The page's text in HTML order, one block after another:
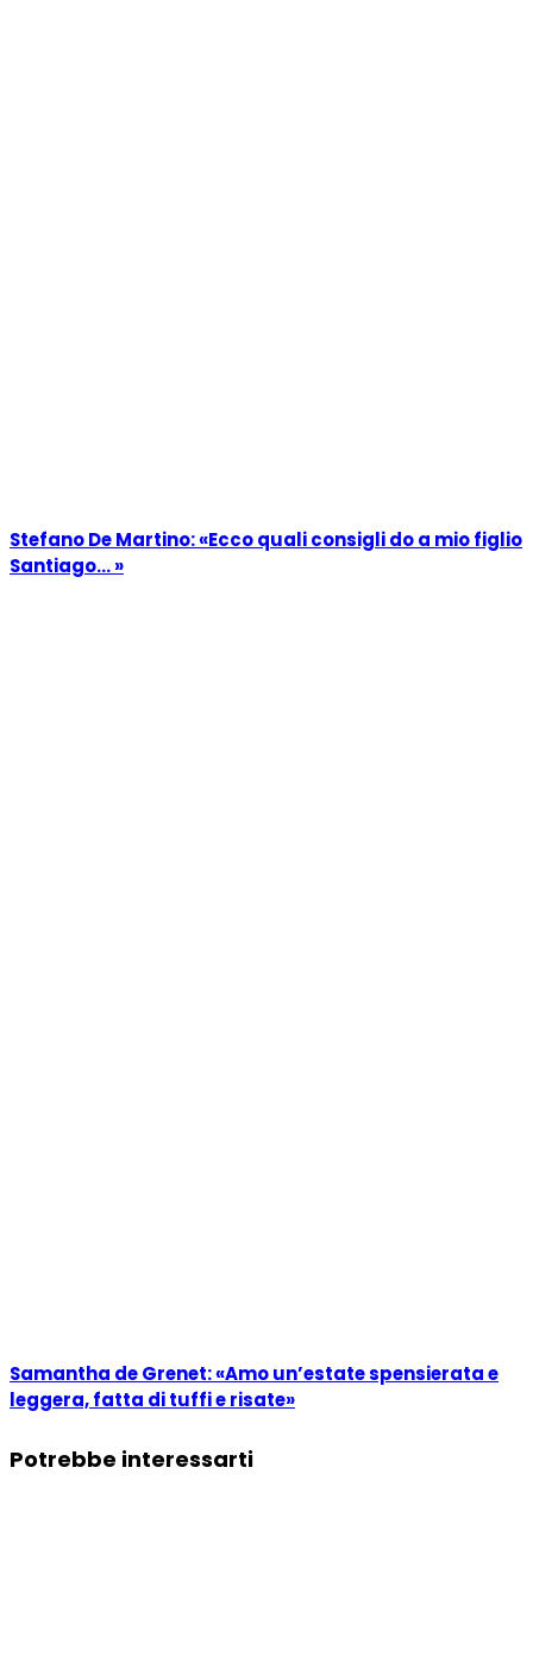
Stefano De Martino: «Ecco quali consigli do a mio figlio
Santiago… »
Samantha de Grenet: «Amo un’estate spensierata e
leggera, fatta di tuffi e risate»
Potrebbe interessarti